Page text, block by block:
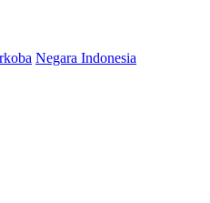
Negara Indonesia